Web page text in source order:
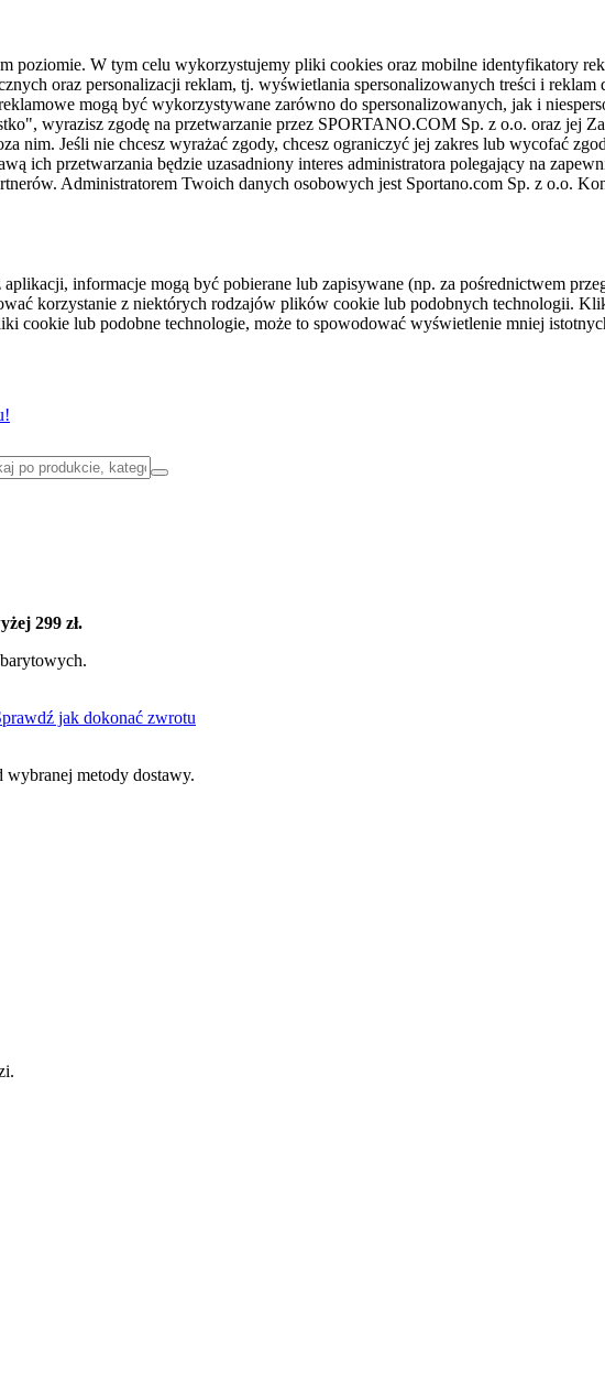
poziomie. W tym celu wykorzystujemy pliki cookies oraz mobilne identyfikatory
oraz personalizacji reklam, tj. wyświetlania spersonalizowanych treści i
mogą być wykorzystywane zarówno do spersonalizowanych, jak i
wyrazisz zgodę na przetwarzanie przez SPORTANO.COM Sp. z o.o. oraz jej
nim. Jeśli nie chcesz wyrażać zgody, chcesz ograniczyć jej zakres lub wycofać
ich przetwarzania będzie uzasadniony interes administratora polegający na
Administratorem Twoich danych osobowych jest Sportano.com Sp. z o.o.
informacje mogą być pobierane lub zapisywane (np. za pośrednictwem
korzystanie z niektórych rodzajów plików cookie lub podobnych technologii.
cookie lub podobne technologie, może to spowodować wyświetlenie mniej
299 zł.
jak dokonać zwrotu
wybranej metody dostawy.